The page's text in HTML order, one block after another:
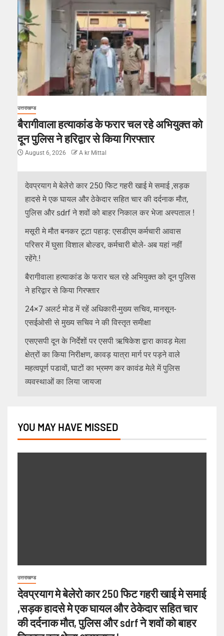
उत्तराखण्ड
बैरागीवाला हत्याकांड के फरार चल रहे अभियुक्त को
दून पुलिस ने हरिद्वार से किया गिरफ्तार
August 6, 2026 A kr Mittal
देवप्रयाग मे बेलेरो कार 250 फिट गहरी खाई मे समाई ,सड़क
हादसे मे एक घायल और ठेकेदार सहित चार की दर्दनाक मौत,
पुलिस और sdrf ने शवों को बाहर निकाल कर भेजा अस्पताल !
मसूरी मे मौत बनकर टूटा पहाड़: एसडीएम कर्मचारी आवास
परिसर में घुसा विशाल बोल्डर, कर्मचारी बोले- अब यहां नहीं
रहेंगे.!
बैरागीवाला हत्याकांड के फरार चल रहे अभियुक्त को दून पुलिस
ने हरिद्वार से किया गिरफ्तार
24×7 अलर्ट मोड में रहें अधिकारी-मुख्य सचिव, मानसून-
एसईओसी से मुख्य सचिव ने की विस्तृत समीक्षा
एसएसपी दून के निर्देशों पर एसपी ऋषिकेश द्वारा कावड़ मेला
क्षेत्रों का किया निरीक्षण, कावड़ यात्रा मार्ग पर पड़ने वाले
महत्वपूर्ण पडावों, घाटों का भ्रमण कर कावंड मेले में पुलिस
व्यवस्थाओं का लिया जायजा
YOU MAY HAVE MISSED
उत्तराखण्ड
देवप्रयाग मे बेलेरो कार 250 फिट गहरी खाई मे समाई
,सड़क हादसे मे एक घायल और ठेकेदार सहित चार
की दर्दनाक मौत, पुलिस और sdrf ने शवों को बाहर